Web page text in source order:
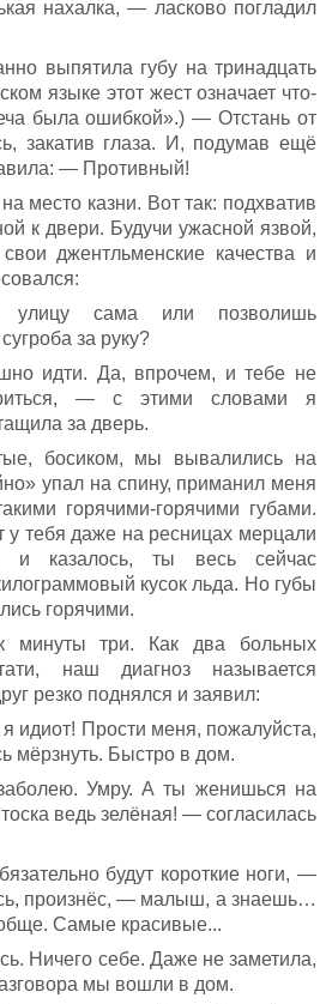
нахалка, — ласково погладил
выпятила губу на тринадцать
языке этот жест означает что-
была ошибкой».) — Отстань от
закатив глаза. И, подумав ещё
— Противный!
место казни. Вот так: подхватив
к двери. Будучи ужасной язвой,
джентльменские качества и
сама или позволишь
за руку?
идти. Да, впрочем, и тебе не
— с этими словами я
за дверь.
босиком, мы вывалились на
упал на спину, приманил меня
горячими-горячими губами.
у тебя даже на ресницах мерцали
и казалось, ты весь сейчас
кусок льда. Но губы
горячими.
минуты три. Как два больных
наш диагноз называется
резко поднялся и заявил:
Прости меня, пожалуйста,
мёрзнуть. Быстро в дом.
Умру. А ты женишься на
ведь зелёная! — согласилась
будут короткие ноги, —
произнёс, — малыш, а знаешь…
Самые красивые...
Ничего себе. Даже не заметила,
мы вошли в дом.